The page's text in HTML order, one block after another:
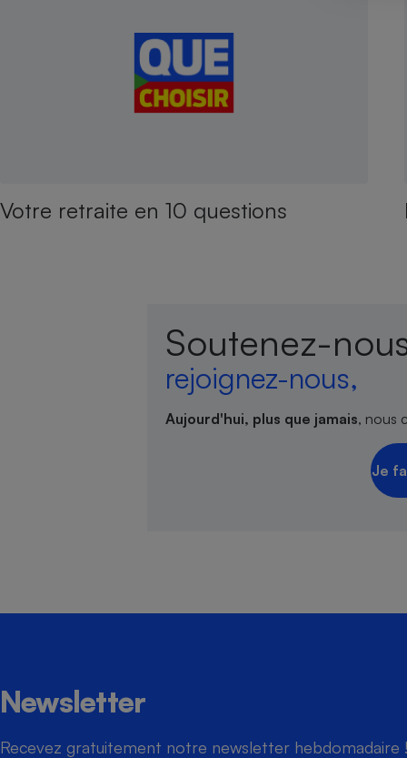
Votre retraite en 10 questions
Soutenez-
rejoignez-nous,
Aujourd'hui, plus que jamais, nous
Je
Newsletter
Recevez gratuitement notre newsletter hebdomadaire